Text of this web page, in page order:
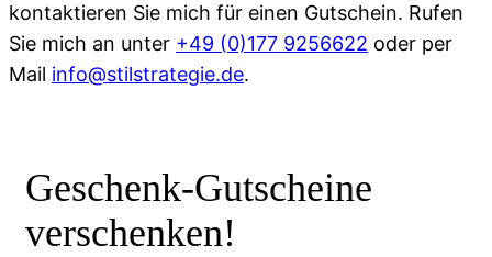
kontaktieren Sie mich für einen Gutschein. Rufen
Sie mich an unter +49 (0)177 9256622 oder per
Mail info@stilstrategie.de.
Geschenk-Gutscheine
verschenken!